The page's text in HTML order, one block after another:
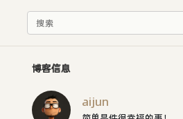
博客信息
aijun